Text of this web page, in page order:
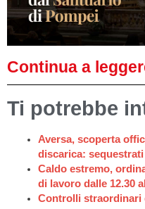
Continua a
Ti potrebbe
Aversa, scoperta
discarica:
Caldo estremo,
di lavoro dalle 12.30
Controlli straordinari